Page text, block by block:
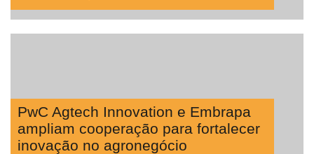
PwC Agtech Innovation e Embrapa
ampliam cooperação para fortalecer
inovação no agronegócio